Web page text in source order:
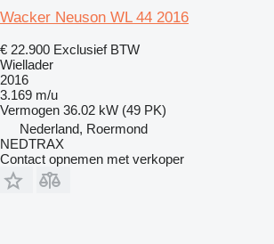
Wacker Neuson WL 44 2016
€ 22.900 Exclusief BTW
Wiellader
2016
3.169 m/u
Vermogen 36.02 kW (49 PK)
Nederland, Roermond
NEDTRAX
Contact opnemen met verkoper